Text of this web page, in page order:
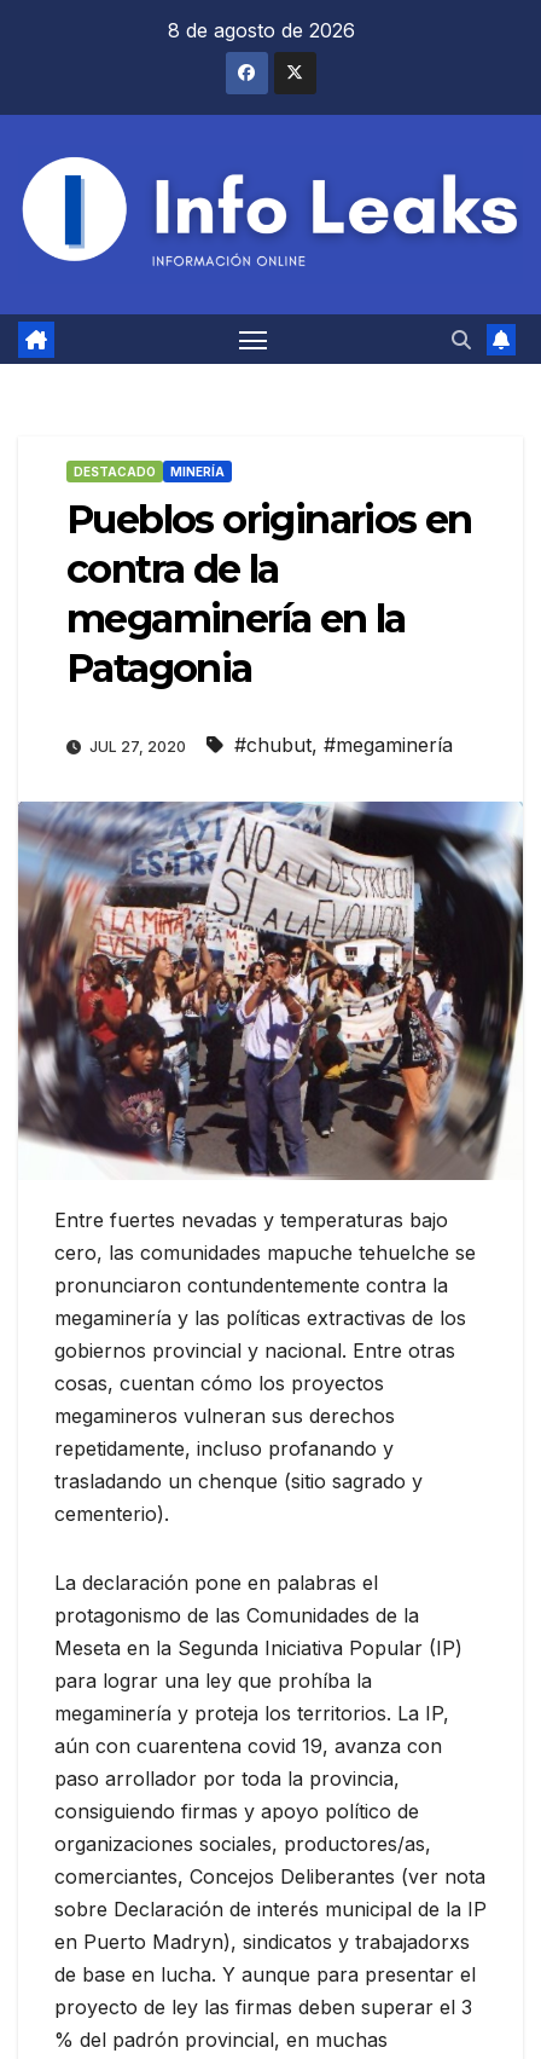
8 de agosto de 2026
DESTACADO MINERÍA
Pueblos originarios en
contra de la
megaminería en la
Patagonia
JUL 27, 2020 #chubut, #megaminería
Entre fuertes nevadas y temperaturas bajo
cero, las comunidades mapuche tehuelche se
pronunciaron contundentemente contra la
megaminería y las políticas extractivas de los
gobiernos provincial y nacional. Entre otras
cosas, cuentan cómo los proyectos
megamineros vulneran sus derechos
repetidamente, incluso profanando y
trasladando un chenque (sitio sagrado y
cementerio).
La declaración pone en palabras el
protagonismo de las Comunidades de la
Meseta en la Segunda Iniciativa Popular (IP)
para lograr una ley que prohíba la
megaminería y proteja los territorios. La IP,
aún con cuarentena covid 19, avanza con
paso arrollador por toda la provincia,
consiguiendo firmas y apoyo político de
organizaciones sociales, productores/as,
comerciantes, Concejos Deliberantes (ver nota
sobre Declaración de interés municipal de la IP
en Puerto Madryn), sindicatos y trabajadorxs
de base en lucha. Y aunque para presentar el
proyecto de ley las firmas deben superar el 3
% del padrón provincial, en muchas